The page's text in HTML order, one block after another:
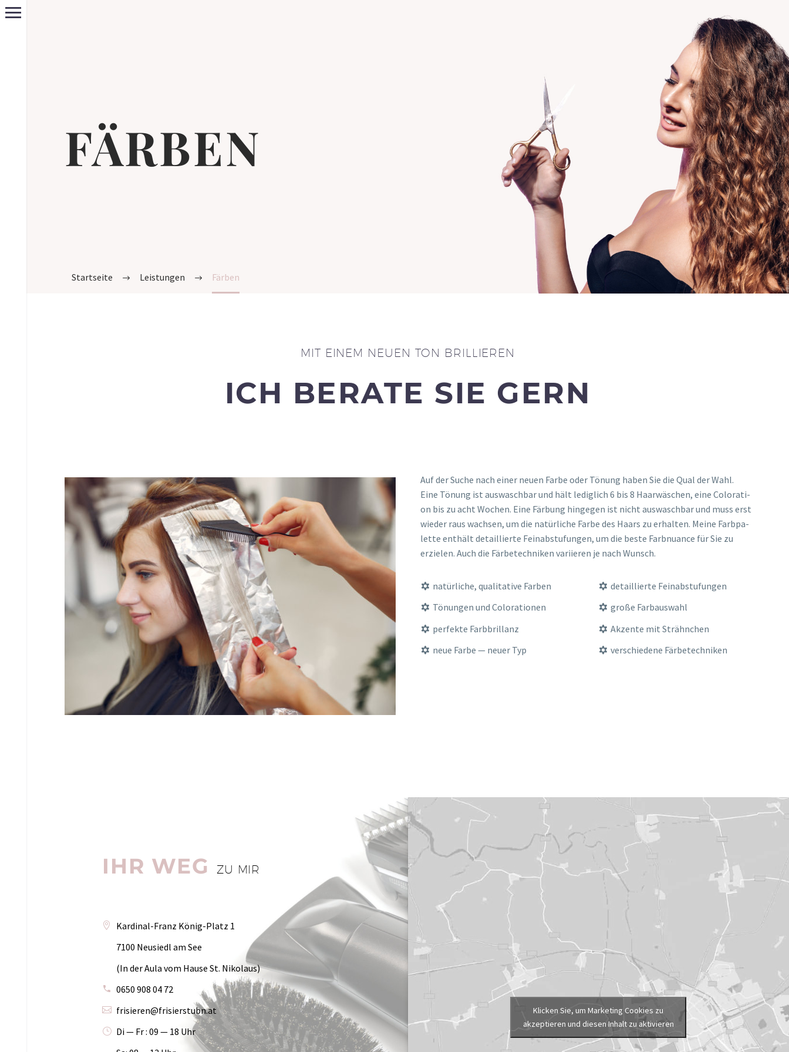
FÄRBEN
Leistungen Färben
MIT EINEM NEUEN TON BRILLIEREN
ICH BERATE SIE GERN
Auf der Suche nach einer neu­en Far­be oder Tönung haben Sie die Qual der Wahl.
Eine Tönung ist aus­wasch­bar und hält ledig­lich 6 bis 8 Haar­wä­schen, eine Colo­ra­ti­
on bis zu acht Wochen. Eine Fär­bung hin­ge­gen ist nicht aus­wasch­bar und muss erst
wie­der raus wach­sen, um die natür­li­che Far­be des Haars zu erhal­ten. Mei­ne Farb­pa­
let­te ent­hält detail­lier­te Fein­ab­stu­fun­gen, um die bes­te Farb­nu­an­ce für Sie zu
erzie­len. Auch die Fär­be­tech­ni­ken vari­ie­ren je nach Wunsch.
natür­li­che, qua­li­ta­ti­ve Farben
Tönun­gen und Colorationen
per­fek­te Farbbrillanz
neue Far­be — neu­er Typ
detail­lier­te Feinabstufungen
gro­ße Farbauswahl
Akzen­te mit Strähnchen
ver­schie­de­ne Färbetechniken
IHR WEG ZU MIR
Kar­di­nal-Franz König-Platz 1
7100 Neu­siedl am See
(In der Aula vom Hau­se St. Nikolaus)
0650 908 04 72
frisieren@frisierstubn.at
Di — Fr : 09 — 18 Uhr
Klicken Sie, um Marketing Cookies zu
akzeptieren und diesen Inhalt zu aktivieren